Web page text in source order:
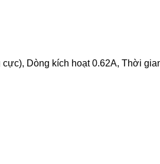
Dòng kích hoạt 0.62A, Thời